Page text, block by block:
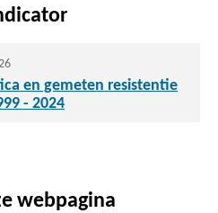
en gemeten resistentie
- 2024
webpagina